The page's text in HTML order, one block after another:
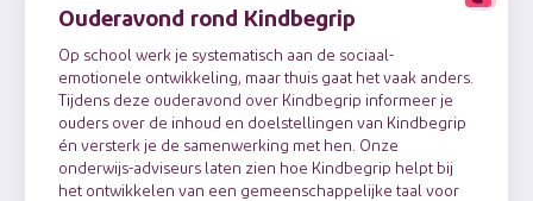
Ouderavond rond Kindbegrip
Op school werk je systematisch aan de sociaal-
emotionele ontwikkeling, maar thuis gaat het vaak anders.
Tijdens deze ouderavond over Kindbegrip informeer je
ouders over de inhoud en doelstellingen van Kindbegrip
én versterk je de samenwerking met hen. Onze
onderwijs-adviseurs laten zien hoe Kindbegrip helpt bij
het ontwikkelen van een gemeenschappelijke taal voor